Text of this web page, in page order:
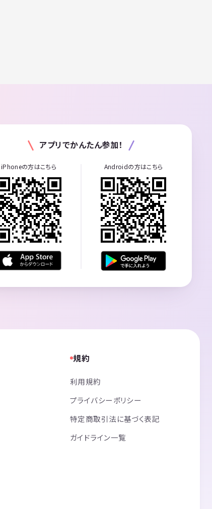
アプリでかんたん参加！
iPhoneの方はこちら Androidの方はこちら
規約
利用規約
プライバシーポリシー
特定商取引法に基づく表記
ガイドライン一覧